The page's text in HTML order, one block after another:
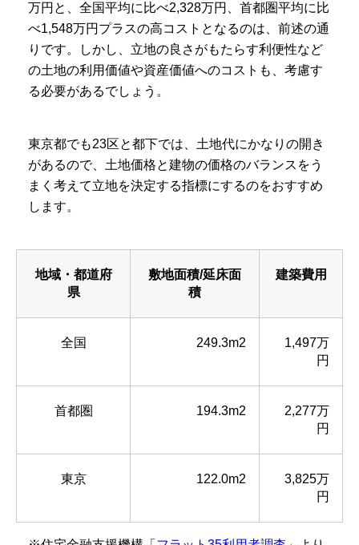
万円と、全国平均に比べ2,328万円、首都圏平均に比
べ1,548万円プラスの高コストとなるのは、前述の通
りです。しかし、立地の良さがもたらす利便性など
の土地の利用価値や資産価値へのコストも、考慮す
る必要があるでしょう。
東京都でも23区と都下では、土地代にかなりの開き
があるので、土地価格と建物の価格のバランスをう
まく考えて立地を決定する指標にするのをおすすめ
します。
地域・都道府
県
敷地面積/延床面
積
建築費用
全国 249.3m2
1,497万
円
首都圏 194.3m2
2,277万
円
東京 122.0m2
3,825万
円